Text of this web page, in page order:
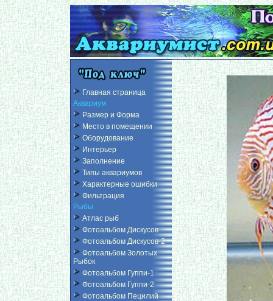
Главная страница
Аквариум
Размер и Форма
Место в помещении
Оборудование
Интерьер
Заполнение
Типы аквариумов
Характерные ошибки
Фильтрация
Рыбы
Атлас рыб
Фотоальбом Дискусов
Фотоальбом Дискусов-2
Фотоальбом Золотых
Рыбок
Фотоальбом Гуппи-1
Фотоальбом Гуппи-2
Фотоальбом Пецилий